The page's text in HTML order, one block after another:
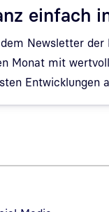
einfach
Newsletter der
Monat mit
Entwicklungen